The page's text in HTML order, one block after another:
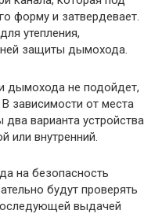
форму и затвердевает.
утепления,
защиты дымохода.
дымохода не подойдет,
зависимости от места
варианта устройства
или внутренний.
на безопасность
будут проверять
выдачей